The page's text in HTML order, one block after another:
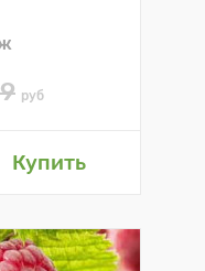
руб
Купить